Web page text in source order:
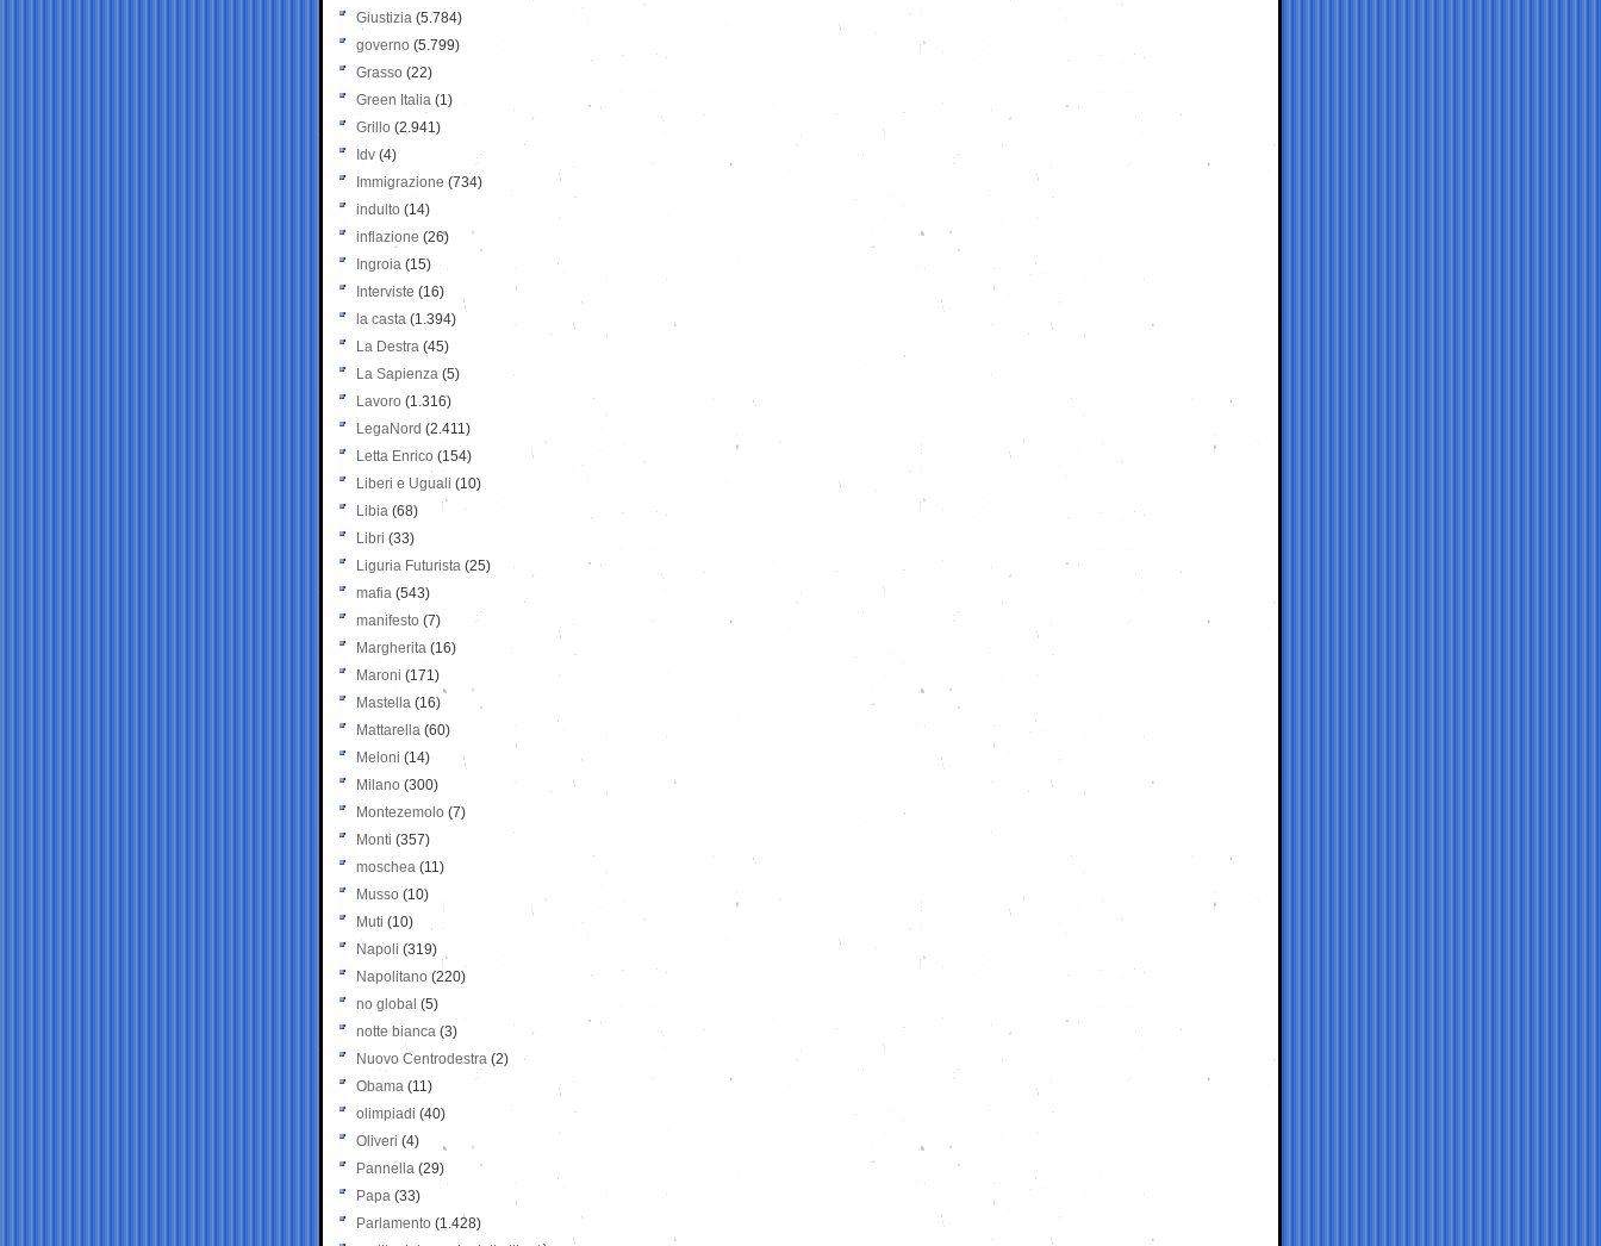
Giustizia (5.784)
governo (5.799)
Grasso (22)
Green Italia (1)
Grillo (2.941)
Idv (4)
Immigrazione (734)
indulto (14)
inflazione (26)
Ingroia (15)
Interviste (16)
la casta (1.394)
La Destra (45)
La Sapienza (5)
Lavoro (1.316)
LegaNord (2.411)
Letta Enrico (154)
Liberi e Uguali (10)
Libia (68)
Libri (33)
Liguria Futurista (25)
mafia (543)
manifesto (7)
Margherita (16)
Maroni (171)
Mastella (16)
Mattarella (60)
Meloni (14)
Milano (300)
Montezemolo (7)
Monti (357)
moschea (11)
Musso (10)
Muti (10)
Napoli (319)
Napolitano (220)
no global (5)
notte bianca (3)
Nuovo Centrodestra (2)
Obama (11)
olimpiadi (40)
Oliveri (4)
Pannella (29)
Papa (33)
Parlamento (1.428)